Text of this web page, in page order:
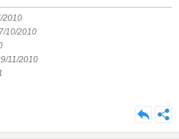
2010
10/2010
11/2010